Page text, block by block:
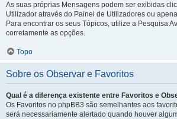
As suas próprias Mensagens podem ser exibidas
Utilizador através do Painel de Utilizadores ou
Para encontrar os seus Tópicos, utilize a Pesquisa
corretamente as opções.
Topo
Sobre os Observar e Favoritos
Qual é a diferença existente entre Favoritos e
Os Favoritos no phpBB3 são semelhantes aos
será necessariamente alertado quando houver